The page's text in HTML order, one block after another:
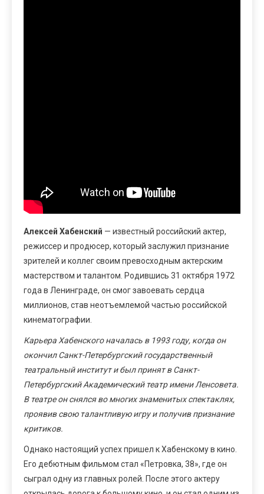
Алексей Хабенский — известный российский актер,
режиссер и продюсер, который заслужил признание
зрителей и коллег своим превосходным актерским
мастерством и талантом. Родившись 31 октября 1972
года в Ленинграде, он смог завоевать сердца
миллионов, став неотъемлемой частью российской
кинематографии.
Карьера Хабенского началась в 1993 году, когда он
окончил Санкт-Петербургский государственный
театральный институт и был принят в Санкт-
Петербургский Академический театр имени Ленсовета.
В театре он снялся во многих знаменитых спектаклях,
проявив свою талантливую игру и получив признание
критиков.
Однако настоящий успех пришел к Хабенскому в кино.
Его дебютным фильмом стал «Петровка, 38», где он
сыграл одну из главных ролей. После этого актеру